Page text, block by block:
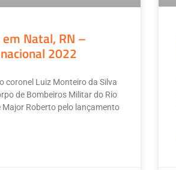
em Natal, RN –
2022
coronel Luiz Monteiro da Silva
de Bombeiros Militar do Rio
Major Roberto pelo lançamento